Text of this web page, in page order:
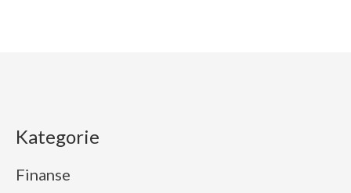
Kategorie
Finanse